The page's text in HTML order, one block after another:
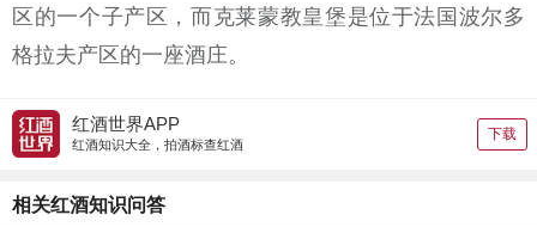
区的一个子产区，而克莱蒙教皇堡是位于法国波尔多
格拉夫产区的一座酒庄。
红酒世界APP
红酒知识大全，拍酒标查红酒
下载
相关红酒知识问答